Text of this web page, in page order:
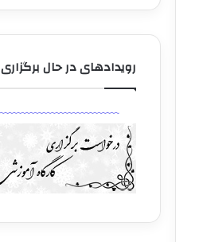
رویدادهای در حال برگزاری